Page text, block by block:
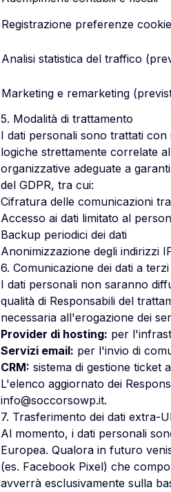
Registrazione preferenze cookie
Analisi statistica del traffico
Marketing e remarketing
5. Modalità di trattamento
I dati personali sono trattati
logiche strettamente correlate
organizzative adeguate a
del GDPR, tra cui:
Cifratura delle comunicazioni
Accesso ai dati limitato al
Backup periodici dei dati
Anonimizzazione degli indirizzi
6. Comunicazione dei dati a terzi
I dati personali non saranno
qualità di Responsabili del
necessaria all'erogazione dei
Provider di hosting: per
Servizi email: per l'invio di
CRM: sistema di gestione ticket
L'elenco aggiornato dei
info@soccorsowp.it.
7. Trasferimento dei dati extra-
Al momento, i dati personali
Europea. Qualora in futuro
(es. Facebook Pixel) che
avverrà esclusivamente sulla